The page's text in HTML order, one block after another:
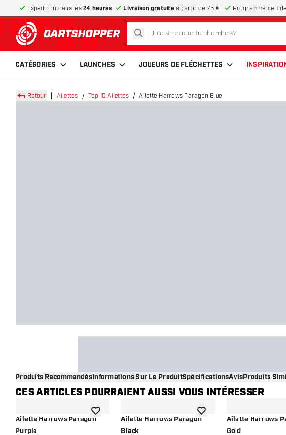
Expédition dans les 24 heures Livraison gratuite à partir de 75 €. Programme de
retour à la page d’accueil
rechercher
CATÉGORIES LAUNCHES JOUEURS DE FLÉCHETTES
Retour Ailettes Top 10 Ailettes Ailette Harrows Paragon Blue
Produits RecommandésInformations Sur Le ProduitSpécificationsAvisProduits
CES ARTICLES POURRAIENT AUSSI VOUS INTÉRESSER
Ailette Harrows Paragon
Purple
ajouter à la liste de souhaits
Ailette Harrows Paragon
Black
ajouter à la liste de souhaits
Ailette Harrows
Gold